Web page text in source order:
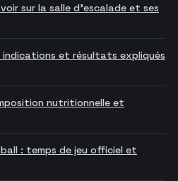
sur la salle d'escalade et ses
indications et résultats expliqués
nutritionnelle et
: temps de jeu officiel et